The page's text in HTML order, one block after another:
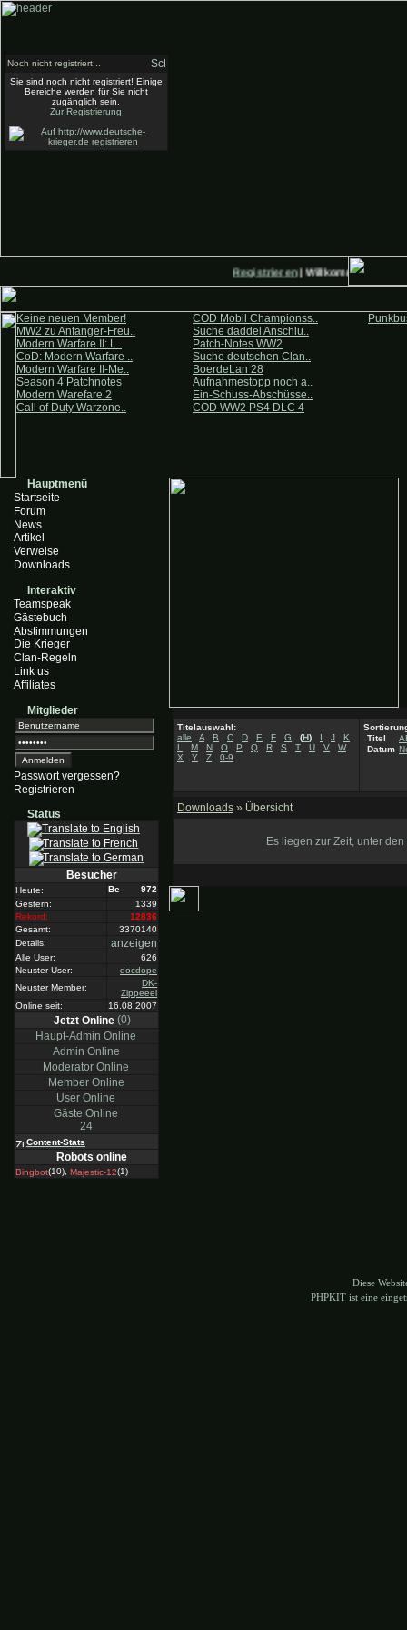
Registrieren| Willkommen auf
Keine neuen Member!
MW2 zu Anfänger-Freu..
Modern Warfare II: L..
CoD: Modern Warfare ..
Modern Warfare II-Me..
Season 4 Patchnotes
Modern Warefare 2
Call of Duty Warzone..
COD Mobil Championss..
Suche daddel Anschlu..
Patch-Notes WW2
Suche deutschen Clan..
BoerdeLan 28
Aufnahmestopp noch a..
Ein-Schuss-Abschüsse..
COD WW2 PS4 DLC 4
Hauptmenü
Startseite
Forum
News
Artikel
Verweise
Downloads
Interaktiv
Teamspeak
Gästebuch
Abstimmungen
Die Krieger
Clan-Regeln
Link us
Affiliates
Mitglieder
Passwort vergessen?
Registrieren
Status
Besucher
Heute:
972
Gestern:
1339
Rekord:
12836
Gesamt:
3370140
Details:
anzeigen
Alle User:
626
Neuster User:
docdope
Neuster Member:
DK-
Zippeeel
Online seit:
16.08.2007
Jetzt Online (0)
Haupt-Admin Online
Admin Online
Moderator Online
Member Online
User Online
Gäste Online
24
Content-Stats
Robots online
Bingbot(10), Majestic-12(1)
Titelauswahl:
alle
A B C D E F G (H) I J
K
L
M N O P Q R S T U V
W
X
Y Z 0-9
Titel
Datum
Downloads » Übersicht
Es liegen zur Zeit, unter
Noch nicht registriert...
Sie sind noch nicht registriert! Einige
Bereiche werden für Sie nicht
zugänglich sein.
Zur Registrierung
Diese
PHPKIT ist eine